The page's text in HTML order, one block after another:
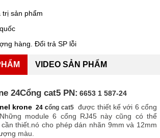
trị sản phẩm
hàng. Đổi trả SP lỗi
VIDEO SẢN PHẨM
24Cổng cat5 PN: 6653 1 587-24
krone 24 cổng cat5được thiết kế với 6 cổng
module 6 cổng RJ45 này cũng có thể
thiết.nó cho phép dán nhãn 9mm và 12mm
màu.